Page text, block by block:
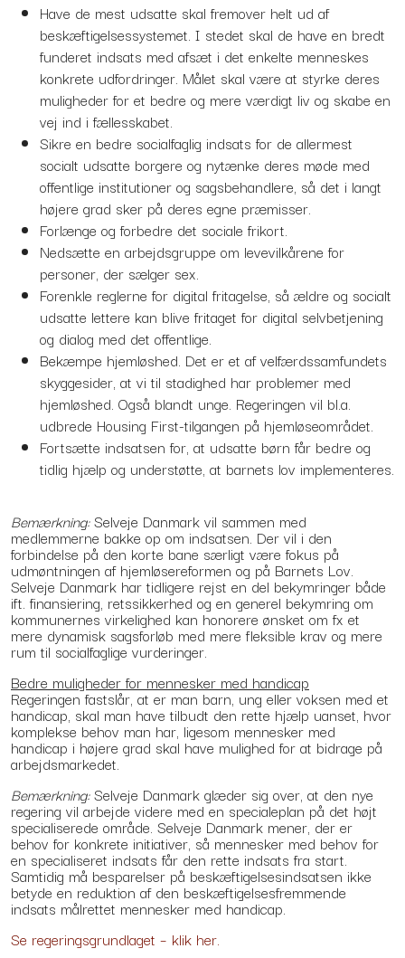
Have de mest udsatte skal fremover helt ud af
beskæftigelsessystemet. I stedet skal de have en bredt
funderet indsats med afsæt i det enkelte menneskes
konkrete udfordringer. Målet skal være at styrke deres
muligheder for et bedre og mere værdigt liv og skabe en
vej ind i fællesskabet.
Sikre en bedre socialfaglig indsats for de allermest
socialt udsatte borgere og nytænke deres møde med
offentlige institutioner og sagsbehandlere, så det i langt
højere grad sker på deres egne præmisser.
Forlænge og forbedre det sociale frikort.
Nedsætte en arbejdsgruppe om levevilkårene for
personer, der sælger sex.
Forenkle reglerne for digital fritagelse, så ældre og socialt
udsatte lettere kan blive fritaget for digital selvbetjening
og dialog med det offentlige.
Bekæmpe hjemløshed. Det er et af velfærdssamfundets
skyggesider, at vi til stadighed har problemer med
hjemløshed. Også blandt unge. Regeringen vil bl.a.
udbrede Housing First-tilgangen på hjemløseområdet.
Fortsætte indsatsen for, at udsatte børn får bedre og
tidlig hjælp og understøtte, at barnets lov implementeres.
Bemærkning:Selveje Danmark vil sammen med
medlemmerne bakke op om indsatsen. Der vil i den
forbindelse på den korte bane særligt være fokus på
udmøntningen af hjemløsereformen og på Barnets Lov.
Selveje Danmark har tidligere rejst en del bekymringer både
ift. finansiering, retssikkerhed og en generel bekymring om
kommunernes virkelighed kan honorere ønsket om fx et
mere dynamisk sagsforløb med mere fleksible krav og mere
rum til socialfaglige vurderinger.
Bedre muligheder for mennesker med handicap
Regeringen fastslår, at er man barn, ung eller voksen med et
handicap, skal man have tilbudt den rette hjælp uanset, hvor
komplekse behov man har, ligesom mennesker med
handicap i højere grad skal have mulighed for at bidrage på
arbejdsmarkedet.
Bemærkning:Selveje Danmark glæder sig over, at den nye
regering vil arbejde videre med en specialeplan på det højt
specialiserede område. Selveje Danmark mener, der er
behov for konkrete initiativer, så mennesker med behov for
en specialiseret indsats får den rette indsats fra start.
Samtidig må besparelser på beskæftigelsesindsatsen ikke
betyde en reduktion af den beskæftigelsesfremmende
indsats målrettet mennesker med handicap.
Se regeringsgrundlaget – klik her.